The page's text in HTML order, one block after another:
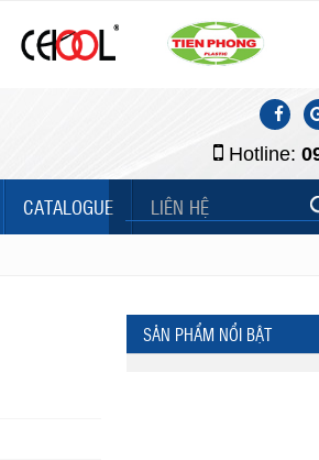
Hotline:
CATALOGUE LIÊN HỆ
SẢN PHẨM NỔI BẬT